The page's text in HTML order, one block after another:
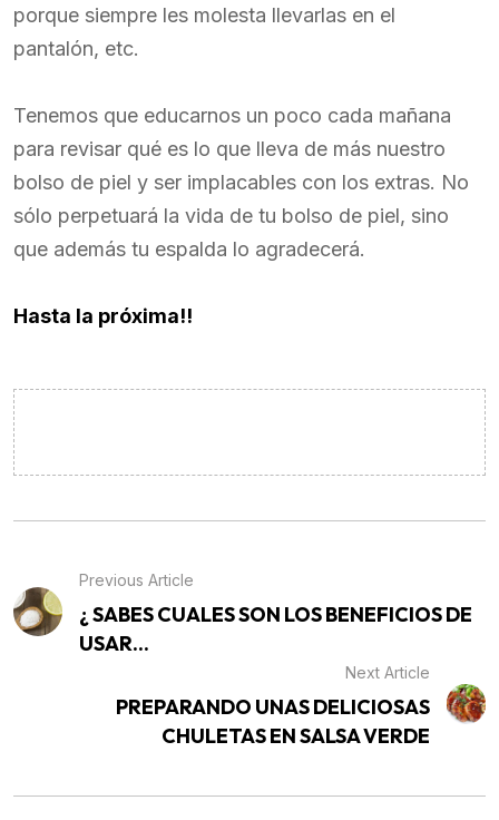
porque siempre les molesta llevarlas en el
pantalón, etc.
Tenemos que educarnos un poco cada mañana
para revisar qué es lo que lleva de más nuestro
bolso de piel y ser implacables con los extras. No
sólo perpetuará la vida de tu bolso de piel, sino
que además tu espalda lo agradecerá.
Hasta la próxima!!
Previous Article
¿ SABES CUALES SON LOS BENEFICIOS DE
USAR...
Next Article
PREPARANDO UNAS DELICIOSAS
CHULETAS EN SALSA VERDE